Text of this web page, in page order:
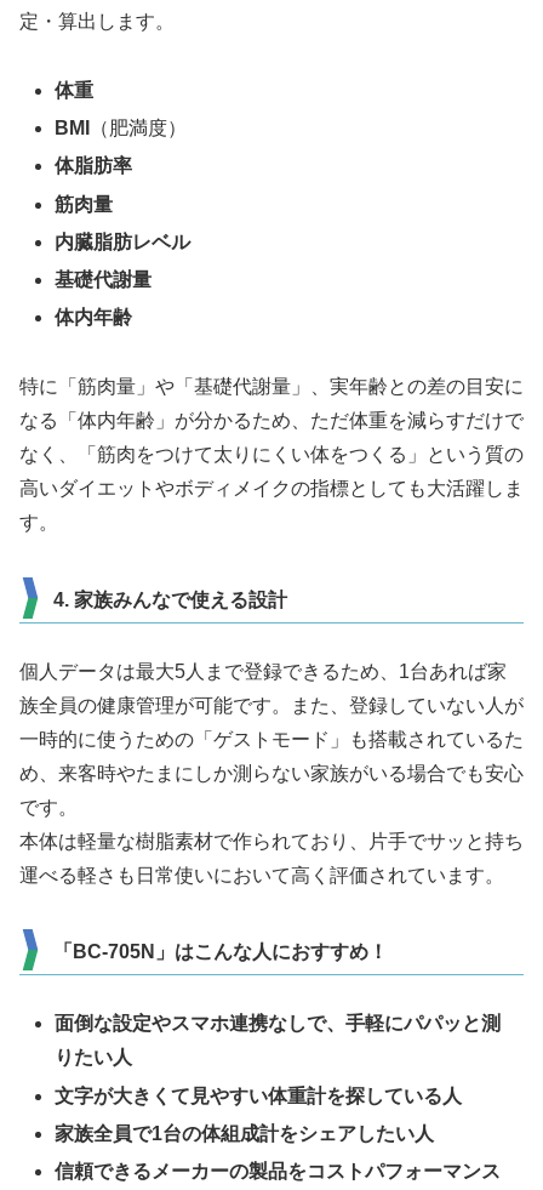
定・算出します。
体重
BMI
（肥満度）
体脂肪率
筋肉量
内臓脂肪レベル
基礎代謝量
体内年齢
特に「筋肉量」や「基礎代謝量」、実年齢との差の目安に
なる「体内年齢」が分かるため、ただ体重を減らすだけで
なく、「筋肉をつけて太りにくい体をつくる」という質の
高いダイエットやボディメイクの指標としても大活躍しま
す。
4. 家族みんなで使える設計
個人データは最大5人まで登録できるため、1台あれば家
族全員の健康管理が可能です。また、登録していない人が
一時的に使うための「ゲストモード」も搭載されているた
め、来客時やたまにしか測らない家族がいる場合でも安心
です。
本体は軽量な樹脂素材で作られており、片手でサッと持ち
運べる軽さも日常使いにおいて高く評価されています。
「BC-705N」はこんな人におすすめ！
面倒な設定やスマホ連携なしで、手軽にパパッと測
りたい人
文字が大きくて見やすい体重計を探している人
家族全員で1台の体組成計をシェアしたい人
信頼できるメーカーの製品をコストパフォーマンス